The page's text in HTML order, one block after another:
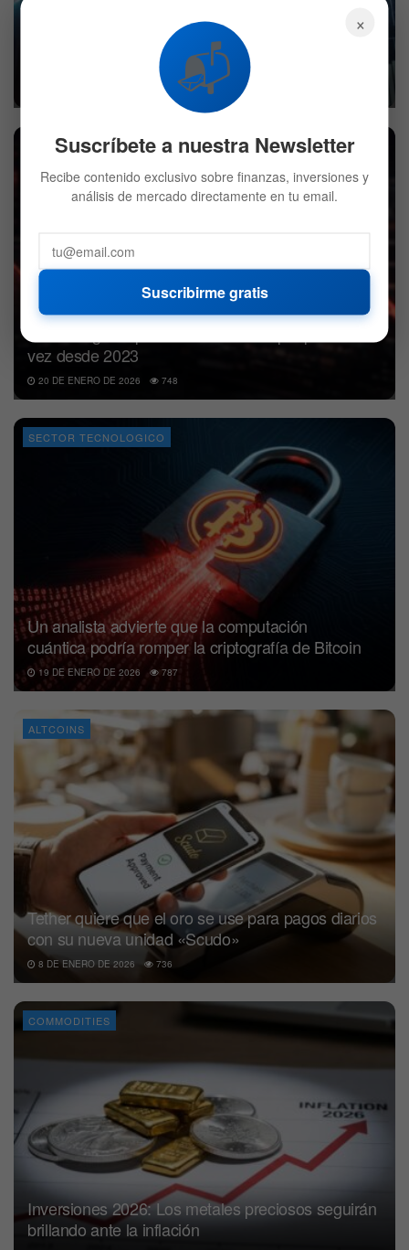
Mercado hoy: Oro supera los 4.800 dólares y
Trump llega a Davos
661
BITCOIN
vez desde 2023
20 DE ENERO DE 2026 748
SECTOR TECNOLOGICO
Un analista advierte que la computación
cuántica podría romper la criptografía de Bitcoin
19 DE ENERO DE 2026 787
ALTCOINS
Tether quiere que el oro se use para pagos diarios
con su nueva unidad «Scudo»
8 DE ENERO DE 2026 736
COMMODITIES
Inversiones 2026: Los metales preciosos seguirán
brillando ante la inflación
×
📬
Suscríbete a nuestra Newsletter
Recibe contenido exclusivo sobre finanzas, inversiones y
análisis de mercado directamente en tu email.
Suscribirme gratis